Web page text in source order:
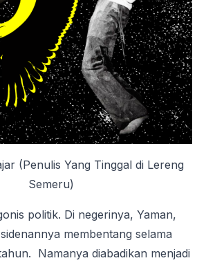
(Penulis Yang Tinggal di Lereng
Semeru)
politik. Di negerinya, Yaman,
membentang selama
Namanya diabadikan menjadi